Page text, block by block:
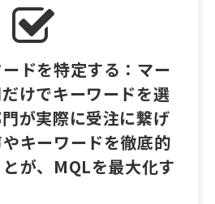
ドを特定する：マー
けでキーワードを選
が実際に受注に繋げ
キーワードを徹底的
が、MQLを最大化す